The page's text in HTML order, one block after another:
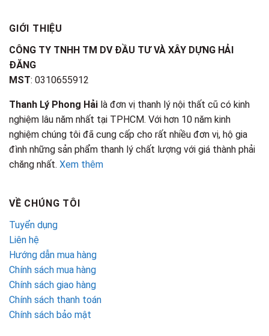
GIỚI THIỆU
CÔNG TY TNHH TM DV ĐẦU TƯ VÀ XÂY DỰNG HẢI
ĐĂNG
MST: 0310655912
Thanh Lý Phong Hải là đơn vị thanh lý nội thất cũ có kinh
nghiệm lâu năm nhất tại TPHCM. Với hơn 10 năm kinh
nghiệm chúng tôi đã cung cấp cho rất nhiều đơn vị, hộ gia
đình những sản phẩm thanh lý chất lượng với giá thành phải
chăng nhất. Xem thêm
VỀ CHÚNG TÔI
Tuyển dụng
Liên hệ
Hướng dẫn mua hàng
Chính sách mua hàng
Chính sách giao hàng
Chính sách thanh toán
Chính sách bảo mật